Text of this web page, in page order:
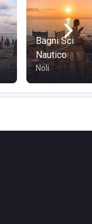
di Alassio,
con negozi
raggiungibile a
e dista solo
arrivare in auto,
Bagni Sci
Nautico
Noli